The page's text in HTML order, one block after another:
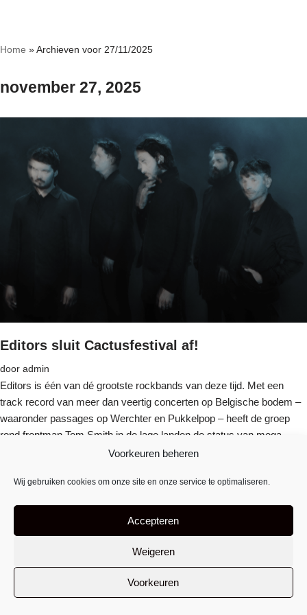
Voorkeuren beheren
Wij gebruiken cookies om onze site en onze service te optimaliseren.
Accepteren
Weigeren
Voorkeuren
naar
inhoud
Home »Archieven voor 27/11/2025
november 27, 2025
Editors sluit Cactusfestival af!
door admin
Editors is één van dé grootste rockbands van deze tijd. Met een
track record van meer dan veertig concerten op Belgische bodem –
waaronder passages op Werchter en Pukkelpop – heeft de groep
rond frontman Tom Smith in de lage landen de status van mega-
headliner. Wat doe je als…Lees verder »